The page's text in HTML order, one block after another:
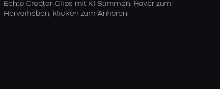
Echte Creator-Clips mit KI Stimmen. Hover zum
Hervorheben, klicken zum Anhören.